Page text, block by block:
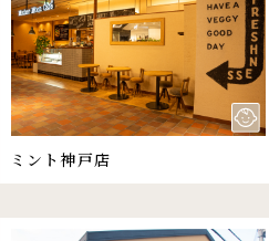
ミント神戸店